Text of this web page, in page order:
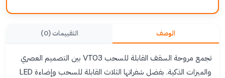
الوصف التقييمات (0)
تجمع مروحة السقف القابلة للسحب VT03 بين التصميم العصري
والميزات الذكية. بفضل شفراتها الثلاث القابلة للسحب وإضاءة LED